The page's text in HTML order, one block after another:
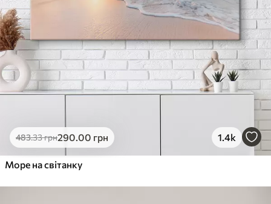
483.33грн290.00 грн 1.4k
Море на світанку